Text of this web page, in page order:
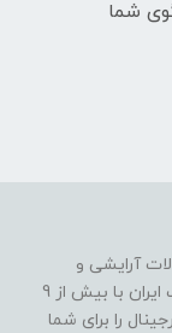
شما
آرایشی و
بهداشتی ، مراقبت از پوست و موی اورجینال جنوب ایران با بیش از 9
را برای شما